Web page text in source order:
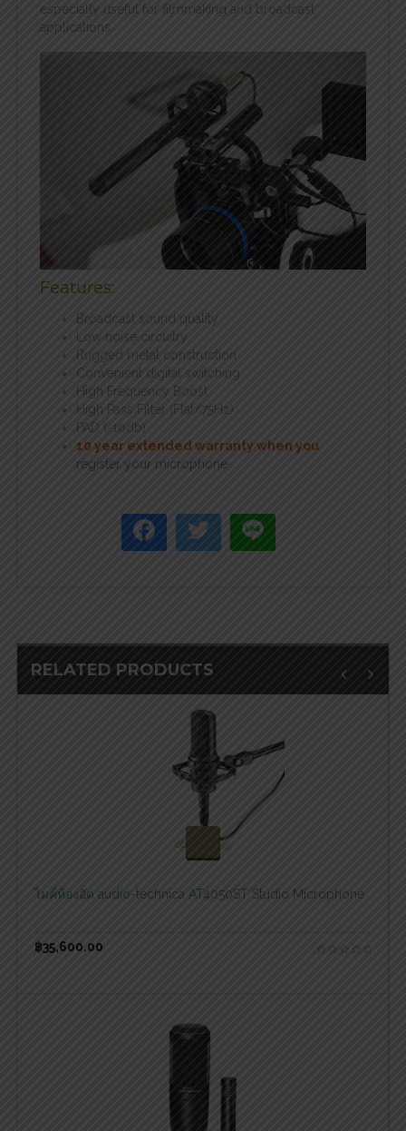
especially useful for filmmaking and broadcast
applications.
Features:
Broadcast sound quality
Low noise circuitry
Rugged metal construction
Convenient digital switching
High Frequency Boost
High Pass Filter (Flat/75Hz)
PAD (-10db)
10 year extended warranty when you
register your microphone
RELATED PRODUCTS
สอบถามและสั่งซื้อสินค้า
ไมค์ห้องอัด audio-technica AT4050ST Studio Microphone
฿35,600.00